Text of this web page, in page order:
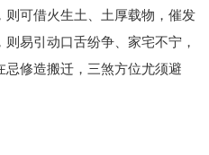
可借火生土、土厚载物，催发
易引动口舌纷争、家宅不宁，
修造搬迁，三煞方位尤须避